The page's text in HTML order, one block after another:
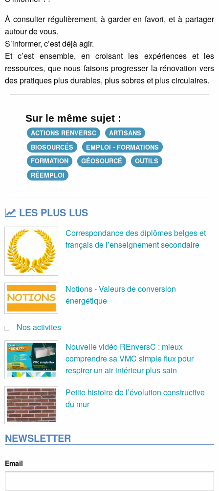
À consulter régulièrement, à garder en favori, et à partager
autour de vous.
S’informer, c’est déjà agir.
Et c’est ensemble, en croisant les expériences et les
ressources, que nous faisons progresser la rénovation vers
des pratiques plus durables, plus sobres et plus circulaires.
Sur le même sujet :
ACTIONS RENVERSC
ARTISANS
BIOSOURCÉS
EMPLOI - FORMATIONS
FORMATION
GÉOSOURCÉ
OUTILS
RÉEMPLOI
LES PLUS LUS
Correspondance des diplômes belges et
français de l’enseignement secondaire
Notions - Valeurs de conversion
énergétique
Nos activites
Nouvelle vidéo REnversC : mieux
comprendre sa VMC simple flux pour
respirer un air intérieur plus sain
Petite histoire de l’évolution constructive
du mur
NEWSLETTER
Email